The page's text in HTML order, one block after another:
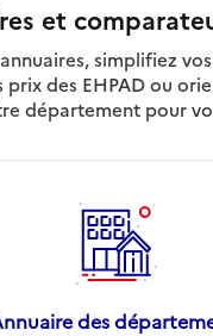
et
simplifiez
prix des EHPAD ou
département pour
des